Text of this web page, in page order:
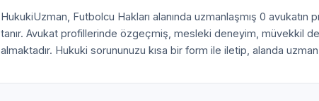
HukukiUzman, Futbolcu Hakları alanında uzmanlaşmış 0
tanır. Avukat profillerinde özgeçmiş, mesleki deneyim, müvekkil
almaktadır. Hukuki sorununuzu kısa bir form ile iletip, alanda